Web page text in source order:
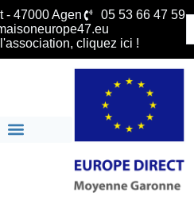
- 47000 Agen
05 53 66 47 59
cliquez ici !